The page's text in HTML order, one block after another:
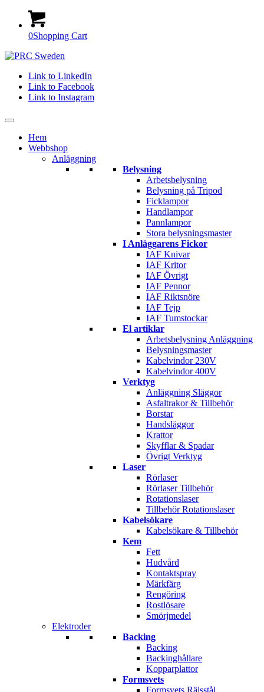
0Shopping Cart
Link to LinkedIn
Link to Facebook
Link to Instagram
Hem
Webbshop
Anläggning
Belysning
Arbetsbelysning
Belysning på Tripod
Ficklampor
Handlampor
Pannlampor
Stora belysningsmaster
I Anläggarens Fickor
IAF Knivar
IAF Kritor
IAF Övrigt
IAF Pennor
IAF Riktsnöre
IAF Tejp
IAF Tumstockar
El artiklar
Arbetsbelysning Anläggning
Belysningsmaster
Kabelvindor 230V
Kabelvindor 400V
Verktyg
Anläggning Släggor
Asfaltrakor & Tillbehör
Borstar
Handsläggor
Krattor
Skyfflar & Spadar
Övrigt Verktyg
Laser
Rörlaser
Rörlaser Tillbehör
Rotationslaser
Tillbehör Rotationslaser
Kabelsökare
Kabelsökare & Tillbehör
Kem
Fett
Hudvård
Kontaktspray
Märkfärg
Rengöring
Rostlösare
Smörjmedel
Elektroder
Backing
Backing
Backinghållare
Kopparplattor
Formsvets
Formsvets Rälsstål